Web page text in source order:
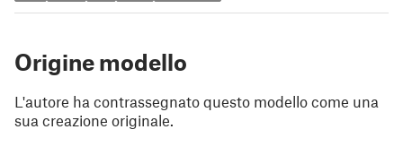
Origine modello
L'autore ha contrassegnato questo modello come una
sua creazione originale.